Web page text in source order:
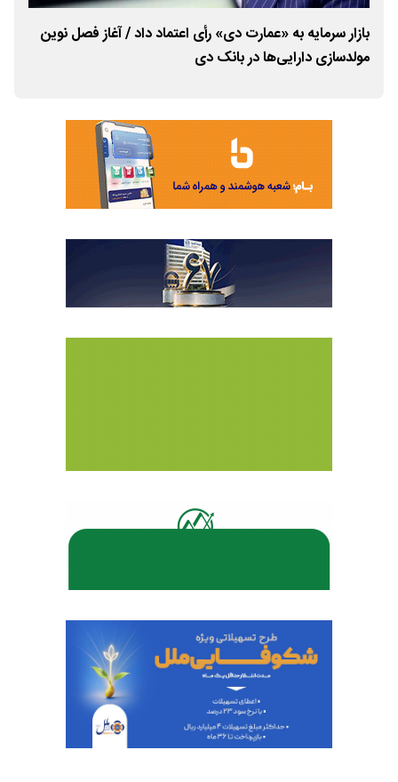
بازار سرمایه به «عمارت دی» رأی اعتماد داد / آغاز فصل نوین
مولدسازی دارایی‌ها در بانک دی